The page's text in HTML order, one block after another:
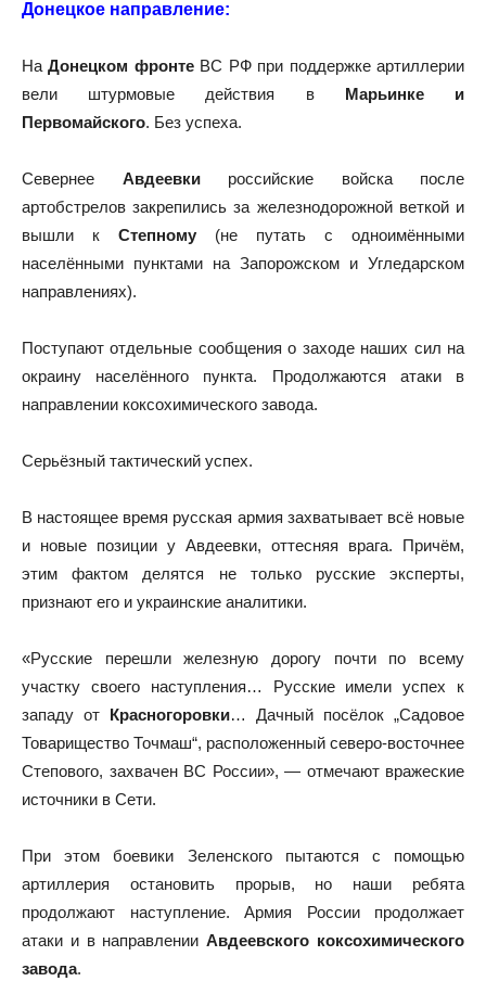
Донецкое направление:
НаДонецком фронтеВС РФ при поддержке артиллерии
вели штурмовые действия в Марьинке и
Первомайского. Без успеха.
Севернее Авдеевкироссийские войска после
артобстрелов закрепились за железнодорожной веткой и
вышли к Степному (не путать с одноимёнными
населёнными пунктами на Запорожском и Угледарском
направлениях).
Поступают отдельные сообщения о заходе наших сил на
окраину населённого пункта. Продолжаются атаки в
направлении коксохимического завода.
Серьёзный тактический успех.
В настоящее время русская армия захватывает всё новые
и новые позиции у Авдеевки, оттесняя врага. Причём,
этим фактом делятся не только русские эксперты,
признают его и украинские аналитики.
«Русские перешли железную дорогу почти по всему
участку своего наступления… Русские имели успех к
западу от Красногоровки… Дачный посёлок „Садовое
Товарищество Точмаш“, расположенный северо-восточнее
Степового, захвачен ВС России», — отмечают вражеские
источники в Сети.
При этом боевики Зеленского пытаются с помощью
артиллерия остановить прорыв, но наши ребята
продолжают наступление. Армия России продолжает
атаки и в направленииАвдеевского коксохимического
завода.